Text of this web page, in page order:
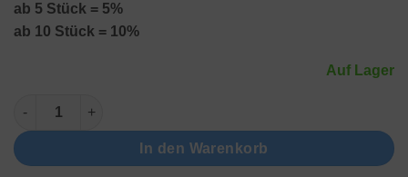
ab 5 Stück = 5%
ab 10 Stück = 10%
Auf Lager
Lötblock Skam Menge
In den Warenkorb